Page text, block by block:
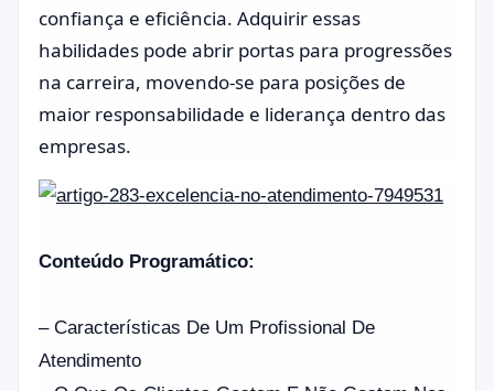
confiança e eficiência. Adquirir essas
habilidades pode abrir portas para progressões
na carreira, movendo-se para posições de
maior responsabilidade e liderança dentro das
empresas.
Conteúdo Programático:
– Características De Um Profissional De
Atendimento